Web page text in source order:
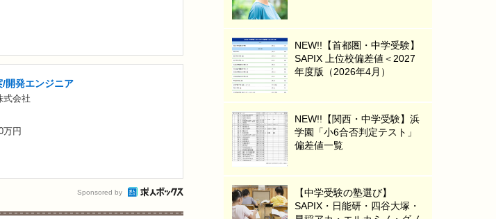
開発エンジニア
式会社
万円
Sponsored by
NEW!!【首都圏・中学受験】
SAPIX 上位校偏差値＜2027
年度版（2026年4月）
NEW!!【関西・中学受験】浜
学園「小6合否判定テスト」
偏差値一覧
【中学受験の塾選び】
SAPIX・日能研・四谷大塚・